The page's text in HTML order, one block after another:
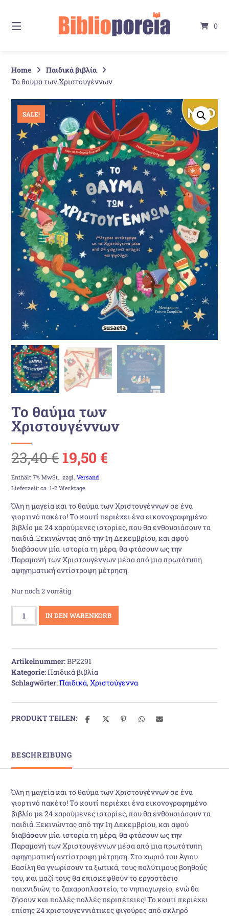
Inhalt
0
Home
Παιδικά βιβλία
Το θαύμα των Χριστουγέννων
SALE!
Το θαύμα των
Χριστουγέννων
23,40€ Ursprünglicher
Preis
war:
23,40 €
19,50€
ist:
19,50 €.
Enthält 7% MwSt. zzgl.Versand
Lieferzeit: ca. 1-2 Werktage
Όλη η μαγεία και το θαύμα των Χριστουγέννων σε ένα
γιορτινό πακέτο! Το κουτί περιέχει ένα εικονογραφημένο
βιβλίο με 24 χαρούμενες ιστορίες, που θα ενθουσιάσουν τα
παιδιά. Ξεκινώντας από την 1η Δεκεμβρίου, και αφού
διαβάσουν μία ιστορία τη μέρα, θα φτάσουν ως την
Παραμονή των Χριστουγέννων μέσα από μια πρωτότυπη
αφηγηματική αντίστροφη μέτρηση.
Nur noch 2 vorrätig
Το
θαύμα
IN DEN WARENKORB
Artikelnummer:BP2291
Kategorie:Παιδικά βιβλία
Schlagwörter:Παιδικά,Χριστούγεννα
PRODUKT TEILEN:
BESCHREIBUNG
Όλη η μαγεία και το θαύμα των Χριστουγέννων σε ένα
γιορτινό πακέτο! Το κουτί περιέχει ένα εικονογραφημένο
βιβλίο με 24 χαρούμενες ιστορίες, που θα ενθουσιάσουν τα
παιδιά. Ξεκινώντας από την 1η Δεκεμβρίου, και αφού
διαβάσουν μία ιστορία τη μέρα, θα φτάσουν ως την
Παραμονή των Χριστουγέννων μέσα από μια πρωτότυπη
αφηγηματική αντίστροφη μέτρηση. Στο χωριό του Άγιου
Βασίλη θα γνωρίσουν τα ξωτικά, τους πολύτιμους βοηθούς
του, και μαζί τους θα επισκεφθούν το εργοστάσιο
παιχνιδιών, το ζαχαροπλαστείο, το νηπιαγωγείο, ενώ θα
ζήσουν και πολλές πολλές περιπέτειες! Το κουτί περιέχει
επίσης 24 χριστουγεννιάτικες φιγούρες από σκληρό